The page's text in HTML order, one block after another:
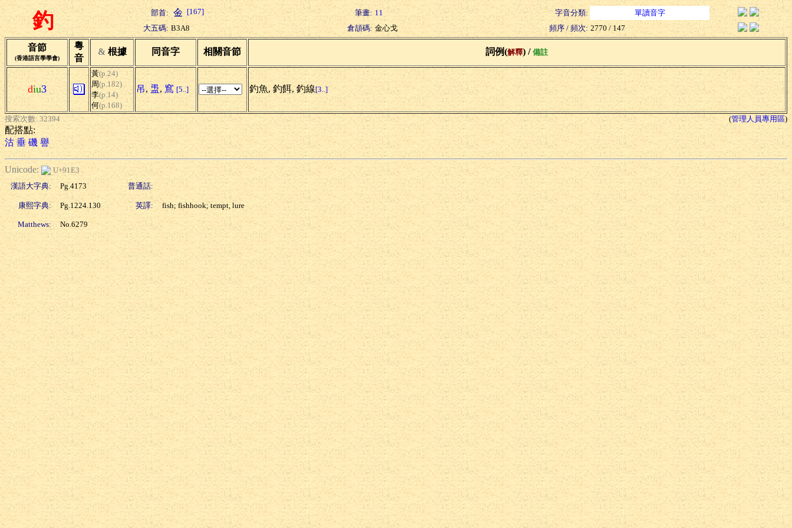
釣 部首: [167] 筆畫: 11 字音分類:
單讀音字
大五碼: B3A8 倉頡碼: 金心戈 頻序 / 頻次: 2770 / 147
音節
(香港語言學學會)
粵
音
& 根據 同音字 相關音節 詞例(解釋) / 備註
diu3
黃(p.24)
周(p.182)
李(p.14)
何(p.168)
吊, 盄, 窵 [5..] 釣魚, 釣餌, 釣線[3..]
搜索次數: 32394 (管理人員專用區)
配搭點:
沽 垂 磯 譽
Unicode:
U+91E3
漢語大字典:
Pg.4173 普通話:
康熙字典: Pg.1224.130 英譯: fish; fishhook; tempt, lure
Matthews: No.6279